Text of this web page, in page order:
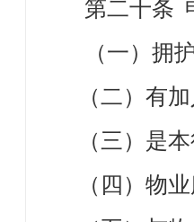
第二十条
（一）拥护
（二）有
（三）是
（四）物